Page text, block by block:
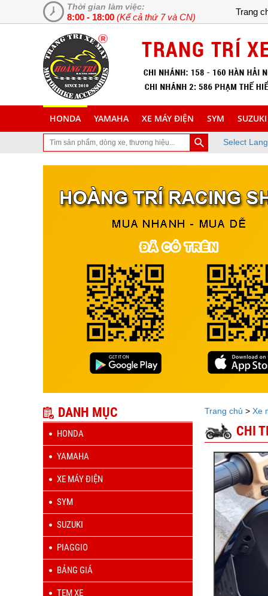
Thời gian làm việc:
8:00 - 18:00 (Kể cả thứ 7 và CN)
Trang
HONDA YAMAHA XE MÁY ĐIỆN SYM SUZUKI
Select
DANH MỤC
HONDA
YAMAHA
XE MÁY ĐIỆN
SYM
SUZUKI
PIAGGIO
BẢNG GIÁ
TEM XE
Trang chủ > Xe
CHI